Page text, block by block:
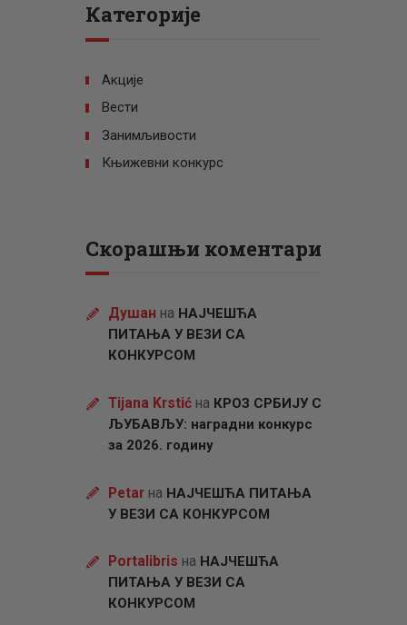
Категорије
Акције
Вести
Занимљивости
Књижевни конкурс
Скорашњи коментари
Душан на НАЈЧЕШЋА
ПИТАЊА У ВЕЗИ СА
КОНКУРСОМ
Tijana Krstićна КРОЗ СРБИЈУ С
ЉУБАВЉУ: наградни конкурс
за 2026. годину
Petarна НАЈЧЕШЋА ПИТАЊА
У ВЕЗИ СА КОНКУРСОМ
Portalibris на НАЈЧЕШЋА
ПИТАЊА У ВЕЗИ СА
КОНКУРСОМ